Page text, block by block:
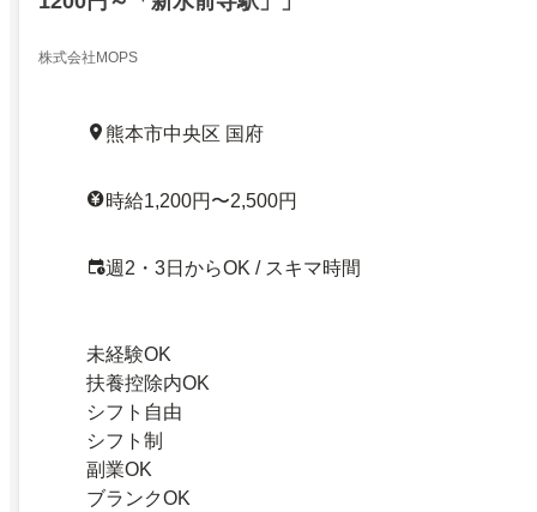
株式会社MOPS
熊本市中央区 国府
時給1,200円〜2,500円
週2・3日からOK / スキマ時間
未経験OK
扶養控除内OK
シフト自由
シフト制
副業OK
ブランクOK